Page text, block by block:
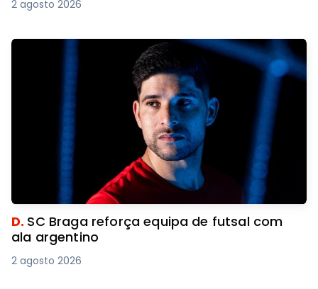
2 agosto 2026
D. SC Braga reforça equipa de futsal com
ala argentino
2 agosto 2026